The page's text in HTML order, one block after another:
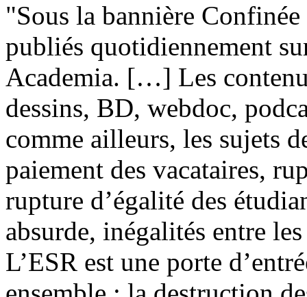
"Sous la bannière
publiés quotidiennement
Academia. […] Les
dessins, BD, webdoc,
comme ailleurs, les sujets
paiement des vacataires,
rupture d’égalité des
absurde, inégalités entre
L’ESR est une porte